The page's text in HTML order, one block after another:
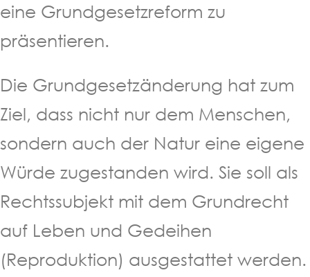
eine Grundgesetzreform zu
präsentieren.
Die Grundgesetzänderung hat zum
Ziel, dass nicht nur dem Menschen,
sondern auch der Natur eine eigene
Würde zugestanden wird. Sie soll als
Rechtssubjekt mit dem Grundrecht
auf Leben und Gedeihen
(Reproduktion) ausgestattet werden.